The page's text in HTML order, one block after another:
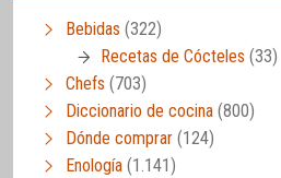
Bebidas (322)
Recetas de Cócteles (33)
Chefs (703)
Diccionario de cocina (800)
Dónde comprar (124)
Enología (1.141)